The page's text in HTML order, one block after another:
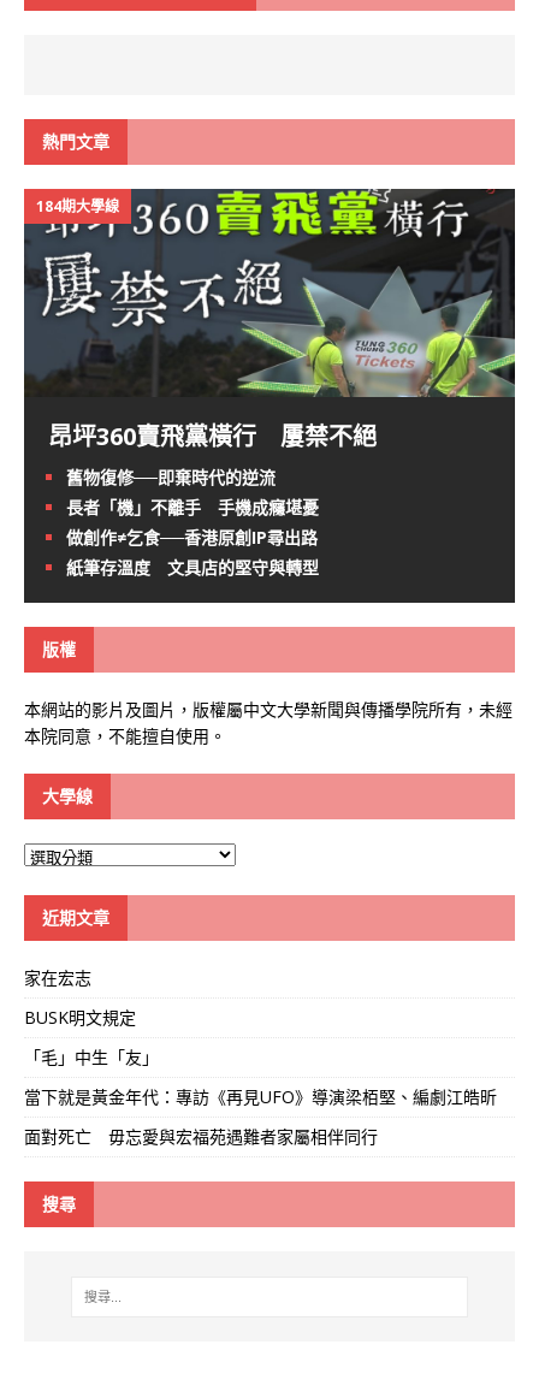
熱門文章
184期大學線
昂坪360賣飛黨橫行 屢禁不絕
舊物復修──即棄時代的逆流
長者「機」不離手 手機成癮堪憂
做創作≠乞食──香港原創IP尋出路
紙筆存溫度 文具店的堅守與轉型
版權
本網站的影片及圖片，版權屬中文大學新聞與傳播學院所有，未經
本院同意，不能擅自使用。
大學線
大
近期文章
家在宏志
BUSK明文規定
「毛」中生「友」
當下就是黃金年代：專訪《再見UFO》導演梁栢堅、編劇江皓昕
面對死亡 毋忘愛與宏福苑遇難者家屬相伴同行
搜尋